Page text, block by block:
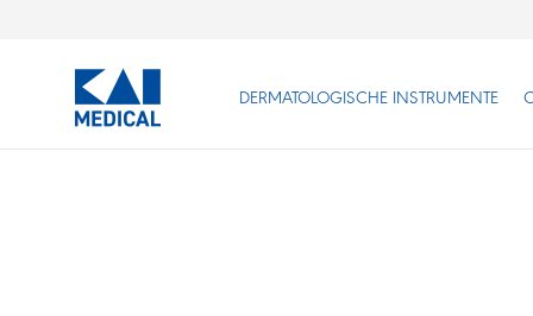
DERMATOLOGISCHE INSTRUMENTE